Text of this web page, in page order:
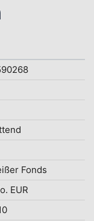
Fonds
EUR